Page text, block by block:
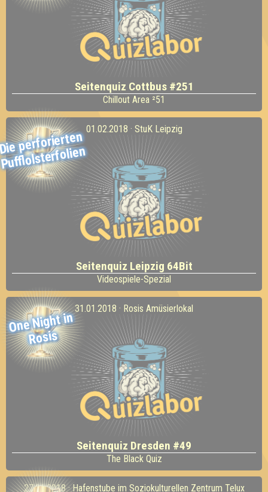
Seitenquiz Cottbus #251
Chillout Area ²51
perforierten
Pufflolsterfolien
01.02.2018 · StuK Leipzig
Seitenquiz Leipzig 64Bit
Videospiele-Spezial
One
Night in
Rosis
31.01.2018 · Rosis Amüsierlokal
Seitenquiz Dresden #49
The Black Quiz
27.01.2018 · Hafenstube im Soziokulturellen Zentrum Telux